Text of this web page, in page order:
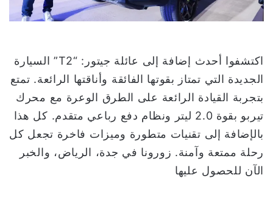
ك
ت
ي
اكتشفوا أحدث إضافة إلى عائلة جيتور: “T2” السيارة
الجديدة التي تمتاز بقوتها الفائقة وأناقتها الرائعة. تمتع
بتجربة القيادة الرائعة على الطرق الوعرة مع محرك
تيربو بقوة 2.0 ليتر ونظام دفع رباعي متقدم. كل هذا
بالإضافة إلى تقنيات متطورة وميزات فاخرة تجعل كل
رحلة ممتعة وآمنة. زورونا في جدة، الرياض، والخبر
الآن للحصول عليها